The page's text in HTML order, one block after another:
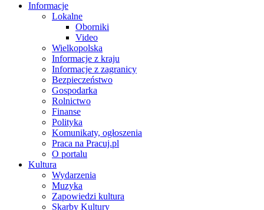
Informacje
Lokalne
Oborniki
Video
Wielkopolska
Informacje z kraju
Informacje z zagranicy
Bezpieczeństwo
Gospodarka
Rolnictwo
Finanse
Polityka
Komunikaty, ogłoszenia
Praca na Pracuj.pl
O portalu
Kultura
Wydarzenia
Muzyka
Zapowiedzi kultura
Skarby Kultury